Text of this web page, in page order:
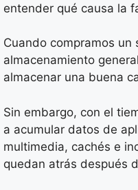
entender qué causa la
Cuando compramos un
almacenamiento
almacenar una buena
Sin embargo, con el
a acumular datos de
multimedia, cachés e
quedan atrás después